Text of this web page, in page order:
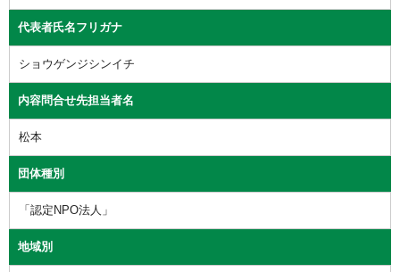
代表者氏名フリガナ
ショウゲンジシンイチ
内容問合せ先担当者名
松本
団体種別
「認定NPO法人」
地域別